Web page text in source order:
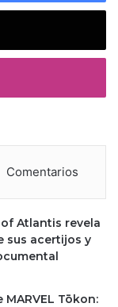
Comentarios
Atlantis revela
sus acertijos y
Tōkon: